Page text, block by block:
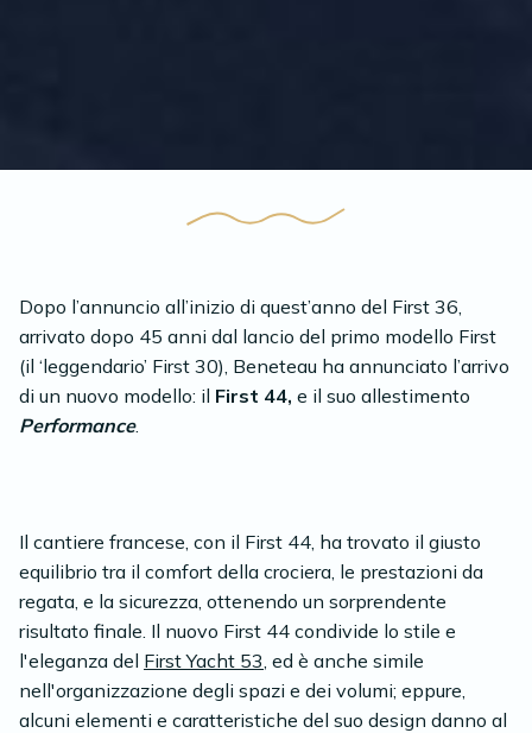
Dopo l’annuncio all’inizio di quest’anno del First 36,
arrivato dopo 45 anni dal lancio del primo modello First
(il ‘leggendario’ First 30), Beneteau ha annunciato l’arrivo
di un nuovo modello: il First 44, e il suo allestimento
Performance.
Il cantiere francese, con il First 44, ha trovato il giusto
equilibrio tra il comfort della crociera, le prestazioni da
regata, e la sicurezza, ottenendo un sorprendente
risultato finale. Il nuovo First 44 condivide lo stile e
l'eleganza del First Yacht 53 , ed è anche simile
nell'organizzazione degli spazi e dei volumi; eppure,
alcuni elementi e caratteristiche del suo design danno al